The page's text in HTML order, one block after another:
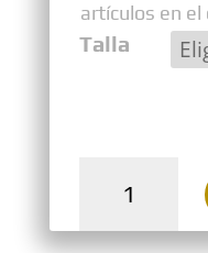
artículos en el
Talla
Vento